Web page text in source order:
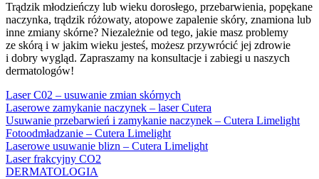
Trądzik młodzieńczy lub wieku dorosłego, przebarwienia, popękane
naczynka, trądzik różowaty, atopowe zapalenie skóry, znamiona lub
inne zmiany skórne? Niezależnie od tego, jakie masz problemy
ze skórą i w jakim wieku jesteś, możesz przywrócić jej zdrowie
i dobry wygląd. Zapraszamy na konsultacje i zabiegi u naszych
dermatologów!
Laser C02 – usuwanie zmian skórnych
Laserowe zamykanie naczynek – laser Cutera
Usuwanie przebarwień i zamykanie naczynek – Cutera Limelight
Fotoodmładzanie – Cutera Limelight
Laserowe usuwanie blizn – Cutera Limelight
Laser frakcyjny CO2
DERMATOLOGIA